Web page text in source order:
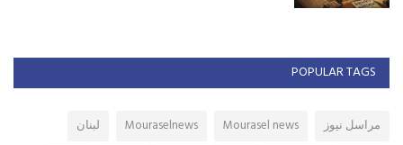
POPULAR TAGS
مراسل نيوز Mourasel news
Mouraselnews
لبنان